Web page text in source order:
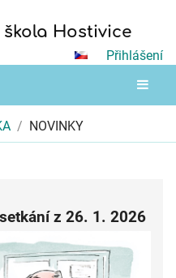
Hostivice
Přihlášení
/ NOVINKY
z 26. 1. 2026